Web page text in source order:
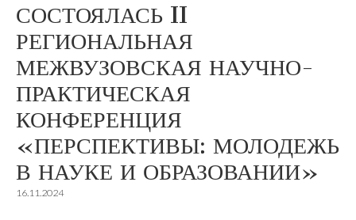
СОСТОЯЛАСЬ II
РЕГИОНАЛЬНАЯ
МЕЖВУЗОВСКАЯ НАУЧНО-
ПРАКТИЧЕСКАЯ
КОНФЕРЕНЦИЯ
«ПЕРСПЕКТИВЫ: МОЛОДЕЖЬ
В НАУКЕ И ОБРАЗОВАНИИ»
16.11.2024